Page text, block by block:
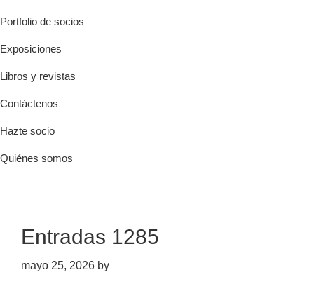
Portfolio de socios
Exposiciones
Libros y revistas
Contáctenos
Hazte socio
Quiénes somos
Entradas 1285
mayo 25, 2026 by